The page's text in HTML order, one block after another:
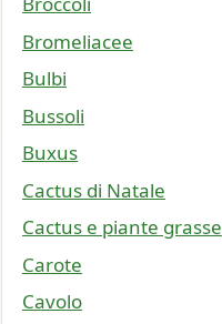
Bromeliacee
Bulbi
Bussoli
Buxus
Cactus di Natale
Cactus e piante grasse
Carote
Cavolo